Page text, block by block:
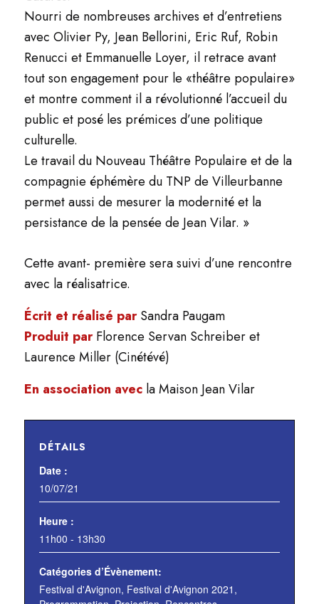
Nourri de nombreuses archives et d’entretiens
avec Olivier Py, Jean Bellorini, Eric Ruf, Robin
Renucci et Emmanuelle Loyer, il retrace avant
tout son engagement pour le «théâtre populaire»
et montre comment il a révolutionné l’accueil du
public et posé les prémices d’une politique
culturelle.
Le travail du Nouveau Théâtre Populaire et de la
compagnie éphémère du TNP de Villeurbanne
permet aussi de mesurer la modernité et la
persistance de la pensée de Jean Vilar. »
Cette avant- première sera suivi d’une rencontre
avec la réalisatrice.
Écrit et réalisé parSandra Paugam
Produit parFlorence Servan Schreiber et
Laurence Miller (Cinétévé)
En association avecla Maison Jean Vilar
DÉTAILS
Date :
10/07/21
Heure :
11h00 - 13h30
Catégories d’Évènement:
Festival d'Avignon, Festival d'Avignon 2021 ,